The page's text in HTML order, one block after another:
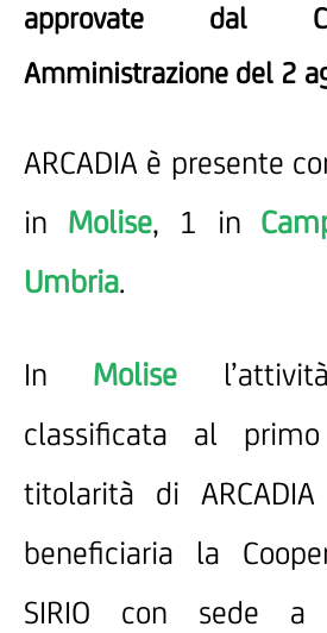
approvate dal
Amministrazione del 2
ARCADIA è presente
in Molise, 1 in
Umbria.
In Molise
classificata al
titolarità di
beneficiaria la
SIRIO con sede a